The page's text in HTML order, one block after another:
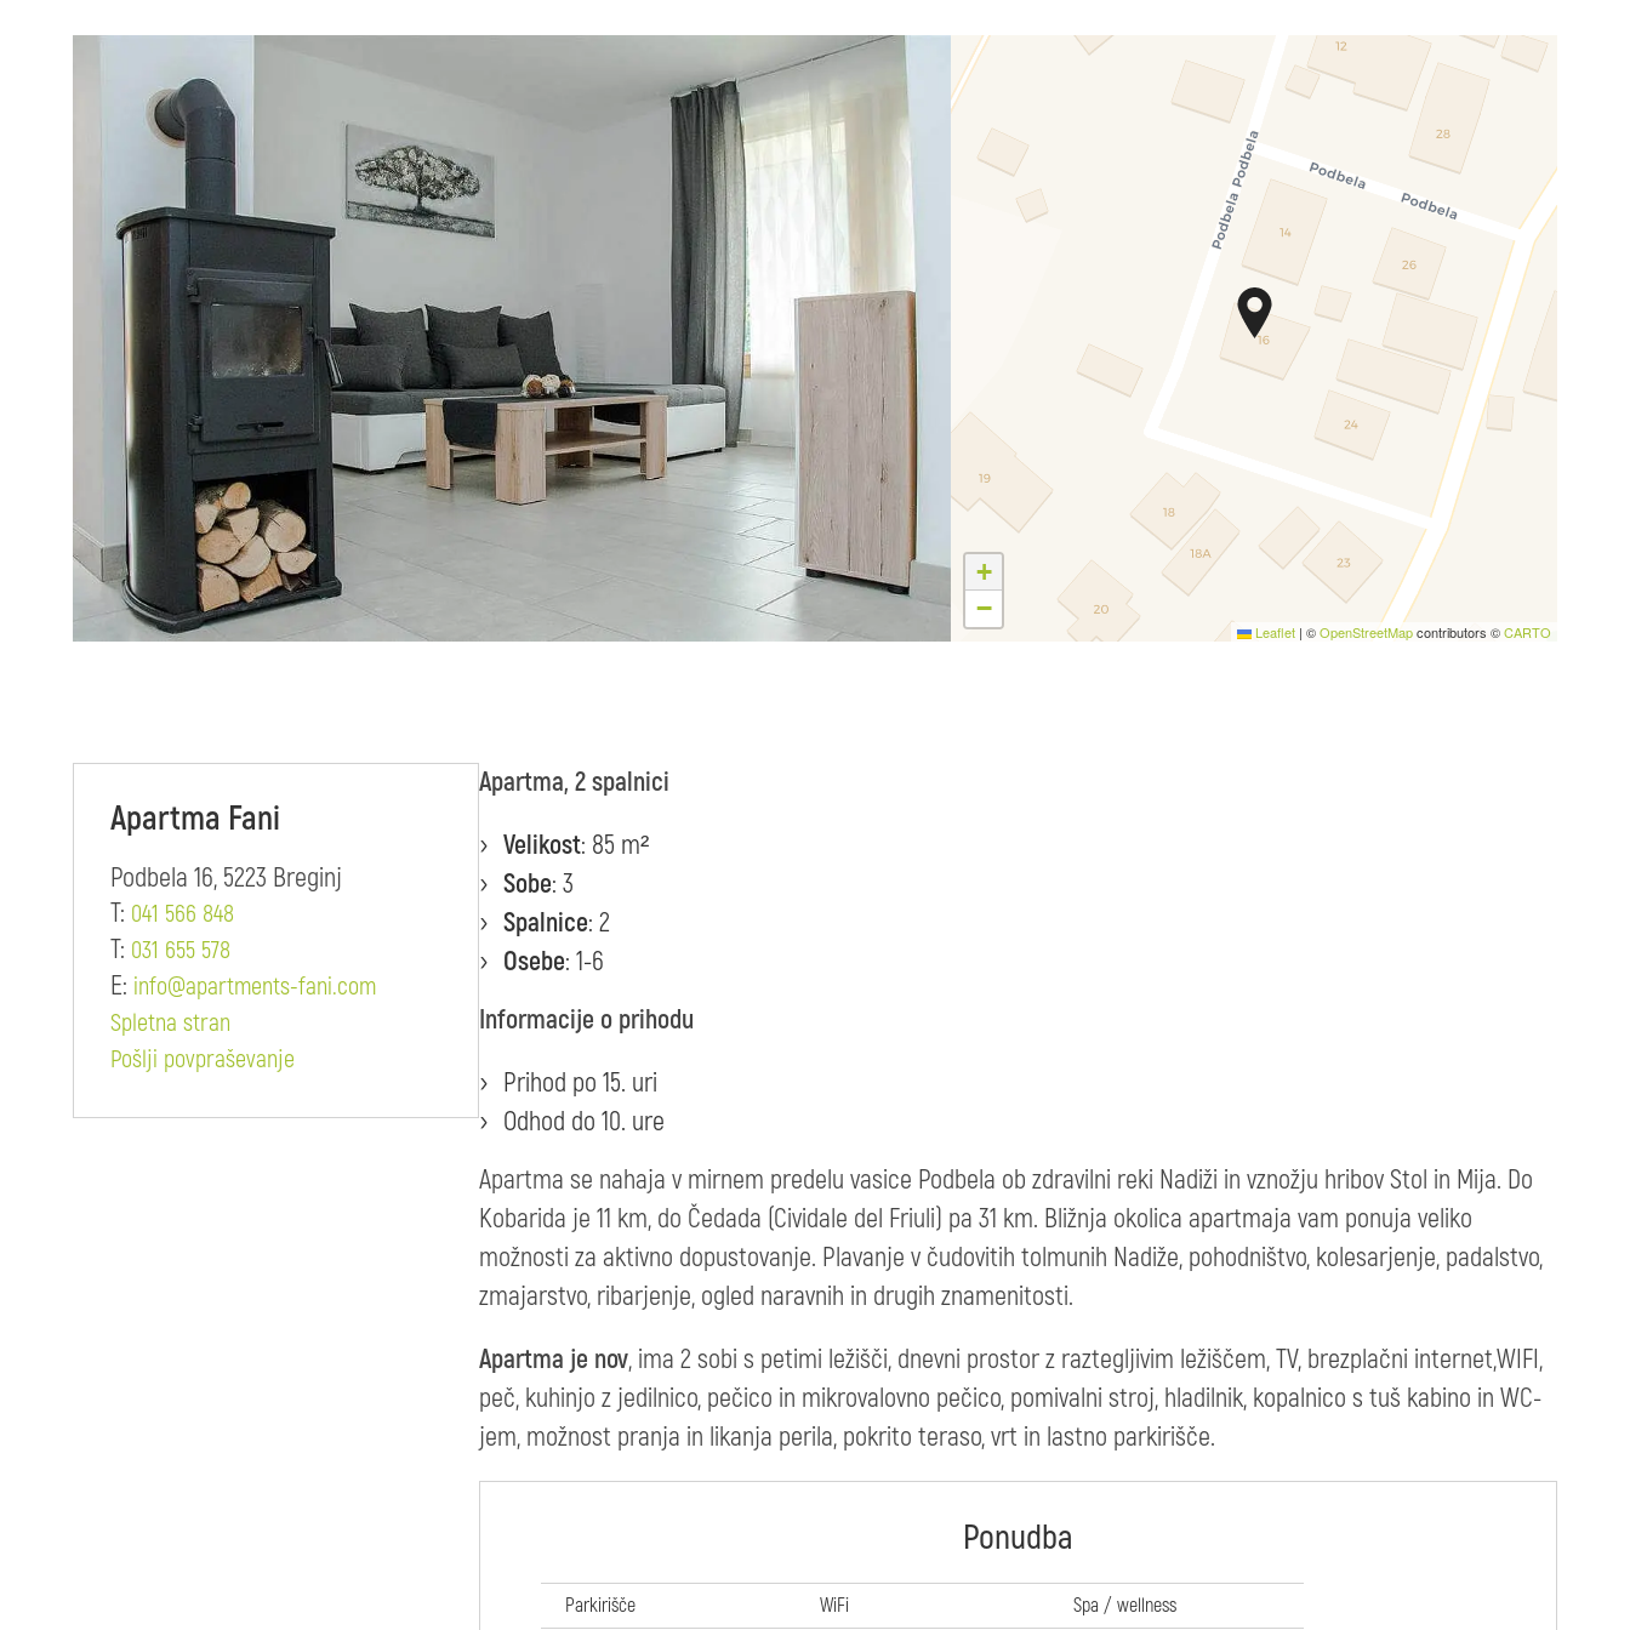
+
−
Leaflet | ©OpenStreetMapcontributors ©CARTO
Apartma Fani
Podbela 16, 5223 Breginj
T: 041 566 848
T: 031 655 578
E: info@apartments-fani.com
Spletna stran
Pošlji povpraševanje
Apartma, 2 spalnici
Velikost: 85 m²
Sobe: 3
Spalnice: 2
Osebe: 1-6
Informacije o prihodu
Prihod po 15. uri
Odhod do 10. ure
Apartma se nahaja v mirnem predelu vasice Podbela ob zdravilni reki Nadiži in vznožju hribov Stol in Mija. Do
Kobarida je 11 km, do Čedada (Cividale del Friuli) pa 31 km. Bližnja okolica apartmaja vam ponuja veliko
možnosti za aktivno dopustovanje. Plavanje v čudovitih tolmunih Nadiže, pohodništvo, kolesarjenje, padalstvo,
zmajarstvo, ribarjenje, ogled naravnih in drugih znamenitosti.
Apartma je nov, ima 2 sobi s petimi ležišči, dnevni prostor z raztegljivim ležiščem, TV, brezplačni internet,WIFI,
peč, kuhinjo z jedilnico, pečico in mikrovalovno pečico, pomivalni stroj, hladilnik, kopalnico s tuš kabino in WC-
jem, možnost pranja in likanja perila, pokrito teraso, vrt in lastno parkirišče.
Ponudba
Parkirišče WiFi
Spa / wellness